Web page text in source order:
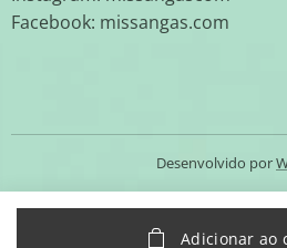
Adicionar ao
Facebook: missangas.com
Desenvolvido por